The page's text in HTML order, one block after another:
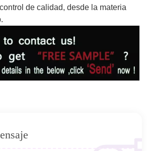
de calidad, desde la materia